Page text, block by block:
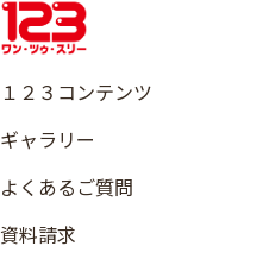
１２３コンテンツ
ギャラリー
よくあるご質問
資料請求